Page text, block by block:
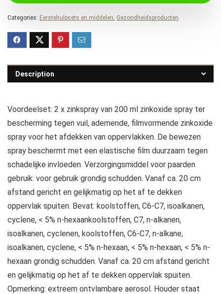
Categories: Eerstehulpsets en middelen Gezondheidsproducten
Description
Voordeelset: 2 x zinkspray van 200 ml zinkoxide spray ter
bescherming tegen vuil, ademende, filmvormende zinkoxide
spray voor het afdekken van oppervlakken. De bewezen
spray beschermt met een elastische film duurzaam tegen
schadelijke invloeden. Verzorgingsmiddel voor paarden
gebruik: voor gebruik grondig schudden. Vanaf ca. 20 cm
afstand gericht en gelijkmatig op het af te dekken
oppervlak spuiten. Bevat: koolstoffen, C6-C7, isoalkanen,
cyclene, < 5% n-hexaankoolstoffen, C7, n-alkanen,
isoalkanen, cyclenen, koolstoffen, C6-C7, n-alkane,
isoalkanen, cyclene, < 5% n-hexaan, < 5% n-hexaan, < 5% n-
hexaan grondig schudden. Vanaf ca. 20 cm afstand gericht
en gelijkmatig op het af te dekken oppervlak spuiten.
Opmerking: extreem ontvlambare aerosol. Houder staat